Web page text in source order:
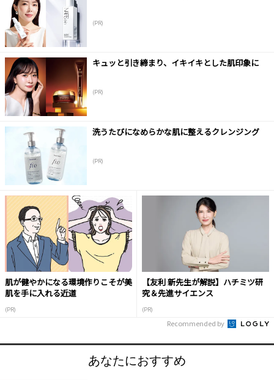
(PR)
キュッと引き締まり、イキイキとした肌印象に
(PR)
洗うたびになめらかな肌に整えるクレンジング
(PR)
肌が健やかになる環境作りこそが美
肌を手に入れる近道
(PR)
【友利 新先生が解説】ハチミツ研
究＆先進サイエンス
(PR)
Recommended by
あなたにおすすめ